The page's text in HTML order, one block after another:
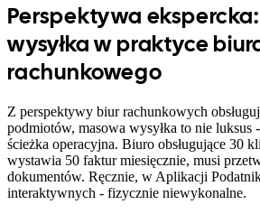
Perspektywa
wysyłka w praktyce
rachunkowego
Z perspektywy biur rachunkowych
podmiotów, masowa wysyłka to nie luksus
ścieżka operacyjna. Biuro obsługujące 30
wystawia 50 faktur miesięcznie, musi
dokumentów. Ręcznie, w Aplikacji
interaktywnych - fizycznie niewykonalne.